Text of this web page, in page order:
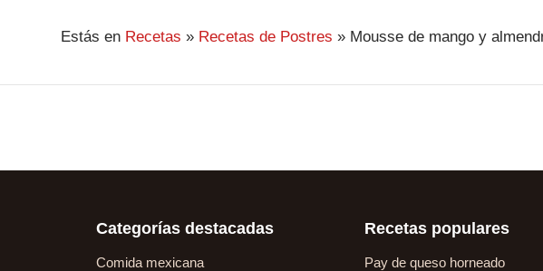
Estás en Recetas » Recetas de Postres » Mousse de mango y
Categorías destacadas
Comida mexicana
Recetas populares
Pay de queso horneado